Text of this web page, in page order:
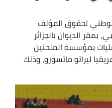
لحقوق المؤلف
الديوان بالجزائر
بمؤسسة الملحنين
ليراتو ماتسوزو، وذلك